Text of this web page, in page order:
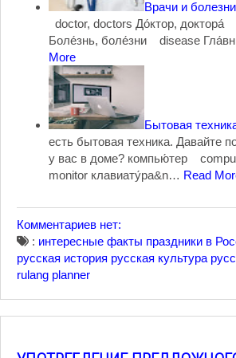
Врачи и болезни
doctor, doctors До́ктор, доктора́
Боле́знь, боле́зни disease
More
Бытовая
есть бытовая техника. Давайте
у вас в доме? компью́тер
monitor клавиату́ра&n… Read
Комментариев нет:
: интересные факты праздники в
русская история русская культура
rulang planner